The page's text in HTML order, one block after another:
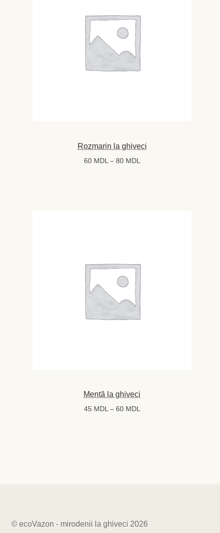
Rozmarin la ghiveci
60 MDL – 80 MDL
Mentă la ghiveci
45 MDL – 60 MDL
© ecoVazon - mirodenii la ghiveci 2026